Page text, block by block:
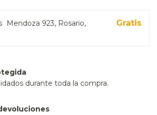
Mendoza 923, Rosario,
Gratis
durante toda la compra.